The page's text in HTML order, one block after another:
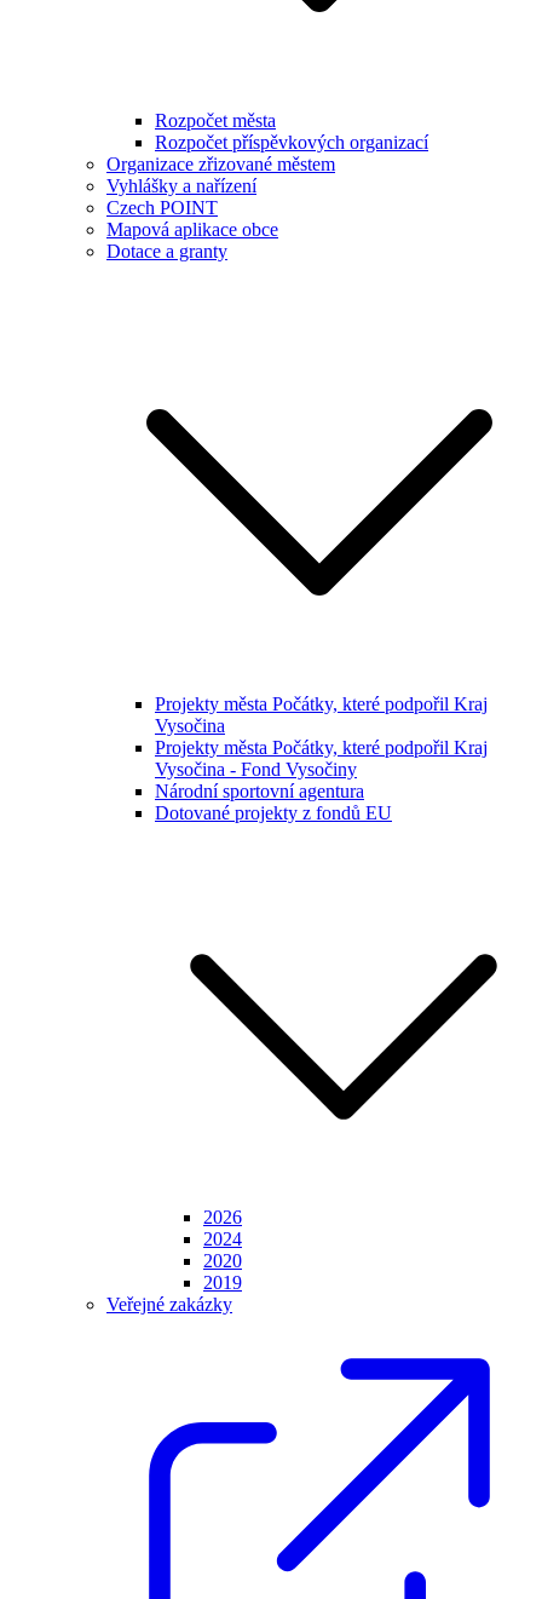
Rozpočet města
Rozpočet příspěvkových organizací
Organizace zřizované městem
Vyhlášky a nařízení
Czech POINT
Mapová aplikace obce
Dotace a granty
Projekty města Počátky, které podpořil Kraj
Vysočina
Projekty města Počátky, které podpořil Kraj
Vysočina - Fond Vysočiny
Národní sportovní agentura
Dotované projekty z fondů EU
2026
2024
2020
2019
Veřejné zakázky